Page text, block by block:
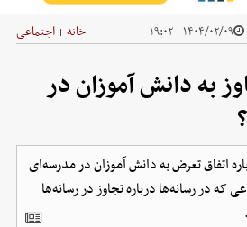
۱۴۰۴/۰۲/۰۹ - ۱۹:۰۲ خانه | اجتماعی
به دانش آموزان در
اتفاق تعرض به دانش آموزان در مدرسه‌ای
در رسانه‌ها درباره تجاوز در رسانه‌ها